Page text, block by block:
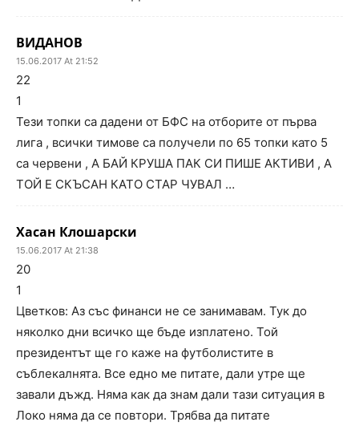
ВИДАНОВ
15.06.2017 At 21:52
22
1
Тези топки са дадени от БФС на отборите от първа
лига , всички тимове са получели по 65 топки като 5
са червени , А БАЙ КРУША ПАК СИ ПИШЕ АКТИВИ , А
ТОЙ Е СКЪСАН КАТО СТАР ЧУВАЛ …
Хасан Клошарски
15.06.2017 At 21:38
20
1
Цветков: Аз със финанси не се занимавам. Тук до
няколко дни всичко ще бъде изплатено. Той
президентът ще го каже на футболистите в
съблекалнята. Все едно ме питате, дали утре ще
завали дъжд. Няма как да знам дали тази ситуация в
Локо няма да се повтори. Трябва да питате